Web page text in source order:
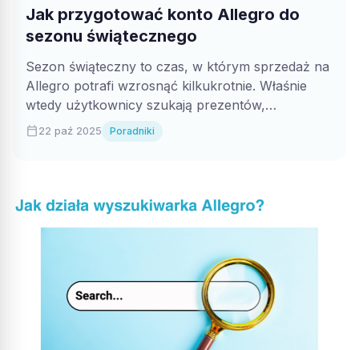
Jak przygotować konto Allegro do
sezonu świątecznego
Sezon świąteczny to czas, w którym sprzedaż na
Allegro potrafi wzrosnąć kilkukrotnie. Właśnie
wtedy użytkownicy szukają prezentów,
akcesoriów świątecznych i...
calendar_today22 paź 2025 Poradniki